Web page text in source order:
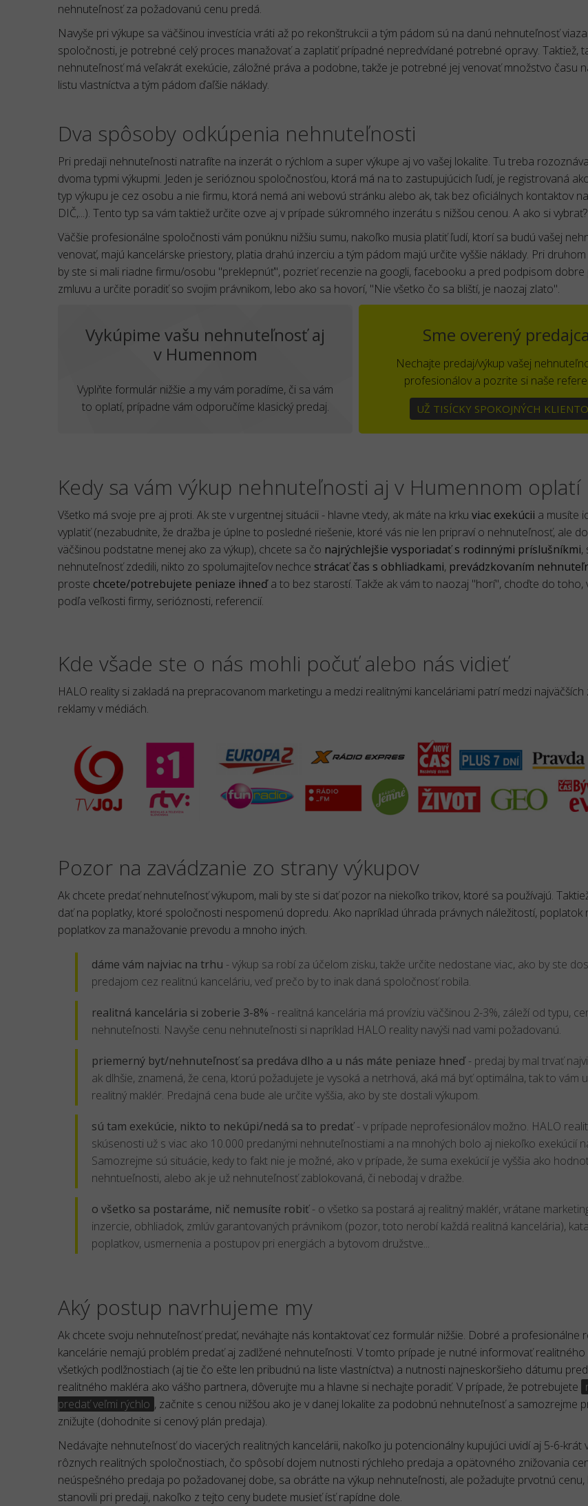
nehnuteľnosť za požadovanú cenu predá.
Navyše pri výkupe sa väčšinou investícia vráti až po rekonštrukcii a tým pádom sú na danú nehnuteľnosť
spoločnosti, je potrebné celý proces manažovať a zaplatiť prípadné nepredvídané potrebné opravy. Taktiež,
nehnuteľnosť má veľakrát exekúcie, záložné práva a podobne, takže je potrebné jej venovať množstvo času
listu vlastníctva a tým pádom ďaľšie náklady.
Dva spôsoby odkúpenia nehnuteľnosti
Pri predaji nehnuteľnosti natrafíte na inzerát o rýchlom a super výkupe aj vo vašej lokalite. Tu treba
dvoma typmi výkupmi. Jeden je serióznou spoločnosťou, ktorá má na to zastupujúcich ľudí, je registrovaná
typ výkupu je cez osobu a nie firmu, ktorá nemá ani webovú stránku alebo ak, tak bez oficiálnych kontaktov
DIČ,...). Tento typ sa vám taktiež určite ozve aj v prípade súkromného inzerátu s nižšou cenou. A ako si vybrať?
Väčšie profesionálne spoločnosti vám ponúknu nižšiu sumu, nakoľko musia platiť ľudí, ktorí sa budú vašej
venovať, majú kancelárske priestory, platia drahú inzerciu a tým pádom majú určite vyššie náklady. Pri
by ste si mali riadne firmu/osobu "preklepnúť", pozrieť recenzie na googli, facebooku a pred podpisom
zmluvu a určite poradiť so svojim právnikom, lebo ako sa hovorí, "Nie všetko čo sa bliští, je naozaj zlato".
Vykúpime vašu nehnuteľnosť aj
v Humennom
Vyplňte formulár nižšie a my vám poradíme, či sa vám
to oplatí, prípadne vám odporučíme klasický predaj.
Sme overený predajca
Nechajte predaj/výkup vašej
profesionálov a pozrite si naše
UŽ TISÍCKY SPOKOJNÝCH
Kedy sa vám výkup nehnuteľnosti aj v Humennom oplatí
Všetko má svoje pre aj proti. Ak ste v urgentnej situácii - hlavne vtedy, ak máte na krku viac exekúcii a musíte
vyplatiť (nezabudnite, že dražba je úplne to posledné riešenie, ktoré vás nie len pripraví o nehnuteľnosť, ale
väčšinou podstatne menej ako za výkup), chcete sa čo najrýchlejšie vysporiadať s rodinnými príslušníkmi,
nehnuteľnosť zdedili, nikto zo spolumajiteľov nechce strácať čas s obhliadkami, prevádzkovaním
proste chcete/potrebujete peniaze ihneďa to bez starostí. Takže ak vám to naozaj "horí", choďte do toho,
podľa veľkosti firmy, serióznosti, referencií.
Kde všade ste o nás mohli počuť alebo nás vidieť
HALO reality si zakladá na prepracovanom marketingu a medzi realitnými kanceláriami patrí medzi
reklamy v médiách.
Pozor na zavádzanie zo strany výkupov
Ak chcete predať nehnuteľnosť výkupom, mali by ste si dať pozor na niekoľko trikov, ktoré sa používajú.
dať na poplatky, ktoré spoločnosti nespomenú dopredu. Ako napríklad úhrada právnych náležitostí, poplatok
poplatkov za manažovanie prevodu a mnoho iných.
dáme vám najviac na trhu - výkup sa robí za účelom zisku, takže určite nedostane viac, ako by ste
predajom cez realitnú kanceláriu, veď prečo by to inak daná spoločnosť robila.
realitná kancelária si zoberie 3-8% - realitná kancelária má províziu väčšinou 2-3%, záleží od typu,
nehnuteľnosti. Navyše cenu nehnuteľnosti si napríklad HALO reality navýši nad vami požadovanú.
priemerný byt/nehnuteľnosť sa predáva dlho a u nás máte peniaze hneď- predaj by mal trvať
ak dlhšie, znamená, že cena, ktorú požadujete je vysoká a netrhová, aká má byť optimálna, tak to vám
realitný maklér. Predajná cena bude ale určite vyššia, ako by ste dostali výkupom.
sú tam exekúcie, nikto to nekúpi/nedá sa to predať- v prípade neprofesionálov možno. HALO
skúsenosti už s viac ako 10.000 predanými nehnuteľnostiami a na mnohých bolo aj niekoľko exekúcií
Samozrejme sú situácie, kedy to fakt nie je možné, ako v prípade, že suma exekúcií je vyššia ako
nehntueľnosti, alebo ak je už nehnuteľnosť zablokovaná, či nebodaj v dražbe.
o všetko sa postaráme, nič nemusíte robiť- o všetko sa postará aj realitný maklér, vrátane
inzercie, obhliadok, zmlúv garantovaných právnikom (pozor, toto nerobí každá realitná kancelária),
poplatkov, usmernenia a postupov pri energiách a bytovom družstve...
Aký postup navrhujeme my
Ak chcete svoju nehnuteľnosť predať, neváhajte nás kontaktovať cez formulár nižšie. Dobré a profesionálne
kancelárie nemajú problém predať aj zadlžené nehnuteľnosti. V tomto prípade je nutné informovať realitného
všetkých podlžnostiach (aj tie čo ešte len pribudnú na liste vlastníctva) a nutnosti najneskoršieho dátumu
realitného makléra ako vášho partnera, dôverujte mu a hlavne si nechajte poradiť. V prípade, že potrebujete
predať veľmi rýchlo , začnite s cenou nižšou ako je v danej lokalite za podobnú nehnuteľnosť a samozrejme
znižujte (dohodnite si cenový plán predaja).
Nedávajte nehnuteľnosť do viacerých realitných kancelárii, nakoľko ju potencionálny kupujúci uvidí aj 5-6-krát
rôznych realitných spoločnostiach, čo spôsobí dojem nutnosti rýchleho predaja a opätovného znižovania
neúspešného predaja po požadovanej dobe, sa obráťte na výkup nehnuteľnosti, ale požadujte prvotnú
stanovili pri predaji, nakoľko z tejto ceny budete musieť ísť rapídne dole.